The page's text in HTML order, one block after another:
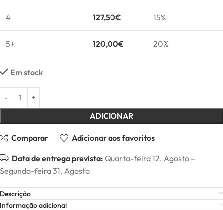
4 127,50€ 15%
5+ 120,00€ 20%
Em stock
ADICIONAR
Comparar Adicionar aos favoritos
Data de entrega prevista: Quarta-feira 12. Agosto –
Segunda-feira 31. Agosto
Descrição
Informação adicional